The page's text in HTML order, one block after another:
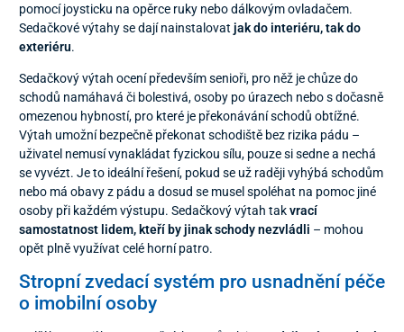
pomocí joysticku na opěrce ruky nebo dálkovým ovladačem.
Sedačkové výtahy se dají nainstalovat jak do interiéru, tak do
exteriéru.
Sedačkový výtah ocení především senioři, pro něž je chůze do
schodů namáhavá či bolestivá, osoby po úrazech nebo s dočasně
omezenou hybností, pro které je překonávání schodů obtížné.
Výtah umožní bezpečně překonat schodiště bez rizika pádu –
uživatel nemusí vynakládat fyzickou sílu, pouze si sedne a nechá
se vyvézt. Je to ideální řešení, pokud se už raději vyhýbá schodům
nebo má obavy z pádu a dosud se musel spoléhat na pomoc jiné
osoby při každém výstupu. Sedačkový výtah takvrací
samostatnost lidem, kteří by jinak schody nezvládli – mohou
opět plně využívat celé horní patro.
Stropní zvedací systém pro usnadnění péče
o imobilní osoby